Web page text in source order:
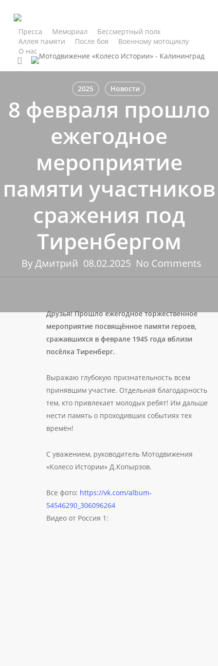
content
Пресса Мемориал
Бессмертный полк
Аллея памяти
После боя
Военному мотоциклу
О нас
search
2025 Новости
8 февраля прошло
ежегодное
мероприятие
памяти участников
сражения под
Тиренбергом
ByДмитрий 08.02.2025 No Comments
Друзья! Прошло ежегодное торжественное
мероприятие посвящённое памяти героев,
сражавшихся в феврале 1945 года вблизи
посёлка Тиренберг.
Выражаю глубокую признательность всем
принявшим участие. Отдельная благодарность
тем, кто привлекает молодых ребят! Им дальше
нести память о проходивших событиях тех
времён!
С уважением, руководитель Мотодвижения
«Колесо Истории» Д.Копырзов.
Все фото: https://vk.com/album-
54546290_306096264
Видео от Россия 1: